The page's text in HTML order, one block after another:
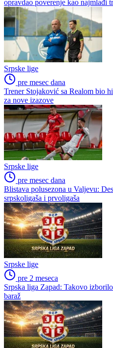
opravdao poverenje kao najmlađi
Srpske lige
pre mesec dana
Trener Stojaković sa Realom bio
za nove izazove
Srpske lige
pre mesec dana
Blistava polusezona u Valjevu:
srpskoligaša i prvoligaša
Srpske lige
pre 2 meseca
Srpska liga Zapad: Takovo
baraž